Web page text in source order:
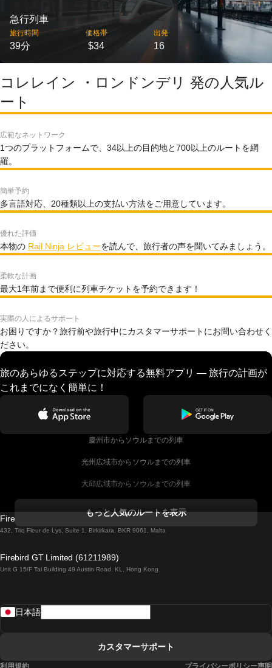
急行列車
旅行時間
39分
価格帯
$34
出発
16
コレレイン ・ロンドンデリ 発の人気ル
ート
広範なネットワーク
1つのプラットフォームで、34以上の目的地と700以上のルートを網
羅。
簡単予約
多言語対応、20種類以上の支払い方法をご用意しています。
優れた評価
本物の Rail Ninja レビューを読んで、旅行者の声を聞いてみましょう。
柔軟な計画
最大1年前まで便利に列車チケットを予約できます！
実際の人によるサポート
お困りですか？旅行前や旅行中にカスタマーサポートにお問い合わせく
ださい。
旅のあらゆるステップに対応する無料アプリ — 旅行の計画が
これまでになく簡単に！
慶州市からソウルまでの列車
光州広域市からソウルまでの列車
大邱広域市からソウルまでの列車
ダブリンからゴールウェイまでの列車
ローマからナポリまでの列車
もっと人気のルートを表示
Firebird GT Limited (OC 1451)
432, Triq Fleur de Lys, Suite 1, Birkirkara, BKR 9061, Malta
Firebird GT Limited (61211989)
Unit G 15/F Tal Building 49 Austin Road, KL, Hong Kong
日本語
カスタマーサポート
利用規約 プライバシーポリシー声明